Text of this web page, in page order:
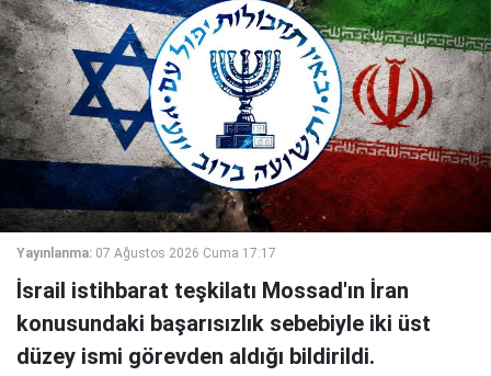
Yayınlanma: 07 Ağustos 2026 Cuma 17:17
İsrail istihbarat teşkilatı Mossad'ın İran
konusundaki başarısızlık sebebiyle iki üst
düzey ismi görevden aldığı bildirildi.